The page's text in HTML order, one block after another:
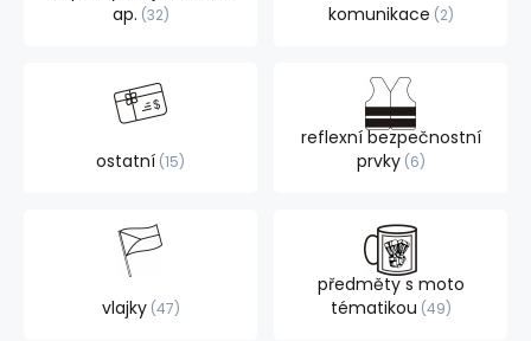
ap. 32 komunikace 2
ostatní 15
reflexní bezpečnostní
prvky 6
vlajky 47
předměty s moto
tématikou 49